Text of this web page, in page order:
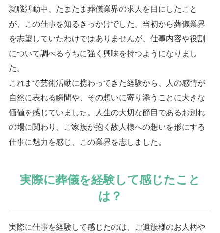
就職活動中、たまたま葬儀業界の求人を目にしたこと
が、この仕事を知るきっかけでした。当初から葬儀業界
を志望していたわけではありませんが、仕事内容や役割
について調べるうちに強く興味を持つようになりまし
た。
これまで芸術活動に携わってきた経験から、人の感情が
自然に表れる瞬間や、その想いに寄り添うことに大きな
価値を感じていました。人生の大切な節目であるお別れ
の場に関わり、ご家族が抱く故人様への想いを形にする
仕事に魅力を感じ、この業界を志しました。
実際に葬儀を経験して感じたこと
は？
実際に仕事を経験して感じたのは、ご遺族様のお人柄や